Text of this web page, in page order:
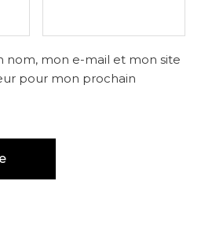
nom, mon e-mail et mon site
pour mon prochain